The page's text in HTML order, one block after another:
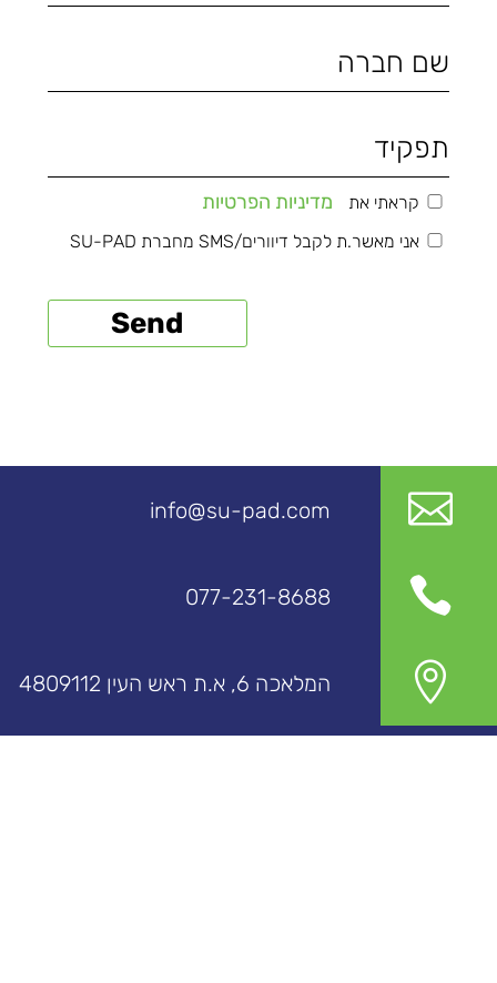
קראתי את מדיניות הפרטיות
אני מאשר.ת לקבל דיוורים/SMS מחברת SU-PAD

info@su-pad.com

077-231-8688
 המלאכה 6, א.ת ראש העין 4809112